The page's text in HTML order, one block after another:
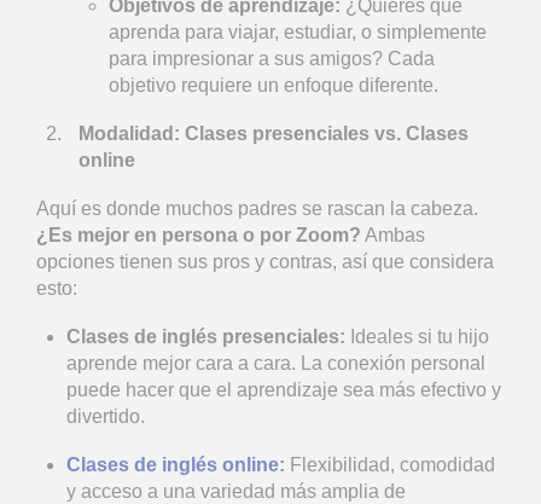
Objetivos de aprendizaje: ¿Quieres que
aprenda para viajar, estudiar, o simplemente
para impresionar a sus amigos? Cada
objetivo requiere un enfoque diferente.
Modalidad: Clases presenciales vs. Clases
online
Aquí es donde muchos padres se rascan la cabeza.
¿Es mejor en persona o por Zoom? Ambas
opciones tienen sus pros y contras, así que considera
esto:
Clases de inglés presenciales: Ideales si tu hijo
aprende mejor cara a cara. La conexión personal
puede hacer que el aprendizaje sea más efectivo y
divertido.
Clases de inglés online: Flexibilidad, comodidad
y acceso a una variedad más amplia de